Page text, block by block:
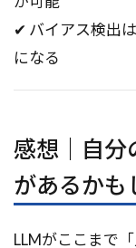
✔ バイアス検出
になる
感想｜自分
があるかも
LLMがここまで